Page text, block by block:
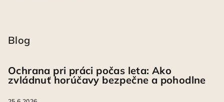
Blog
Ochrana pri práci počas leta: Ako
zvládnuť horúčavy bezpečne a pohodlne